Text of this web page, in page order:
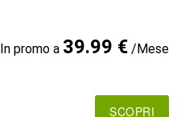
In promo a 39.99 €/Mese
SCOPRI